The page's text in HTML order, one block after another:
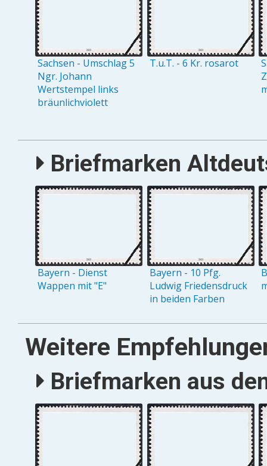
Sachsen - Umschlag 5
Ngr. Johann
Wertstempel links
bräunlichviolett
T.u.T. - 6 Kr. rosarot
Briefmarken
Bayern - Dienst
Wappen mit "E"
Bayern - 10 Pfg.
Ludwig Friedensdruck
in beiden Farben
Weitere
Briefmarken aus